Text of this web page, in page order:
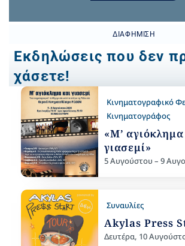
ΔΙΑΦΉΜΙΣΗ
Εκδηλώσεις που δεν
χάσετε!
Κινηματογραφικό
Κινηματογράφος
«Μ’ αγιόκλημα
γιασεμί»
5 Αυγούστου – 9
Συναυλίες
Akylas Press
Δευτέρα, 10